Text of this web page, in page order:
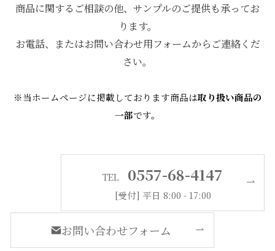
商品に関するご相談の他、サンプルのご提供も承ってお
ります。
お電話、またはお問い合わせ用フォームからご連絡くだ
さい。
※当ホームページに掲載しております商品は取り扱い商品の
一部です。
TEL 0557-68-4147
[受付] 平日 8:00 - 17:00
お問い合わせフォーム